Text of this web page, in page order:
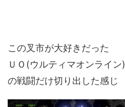
この叉市が大好きだった
ＵＯ(ウルティマオンライン)
の戦闘だけ切り出した感じ